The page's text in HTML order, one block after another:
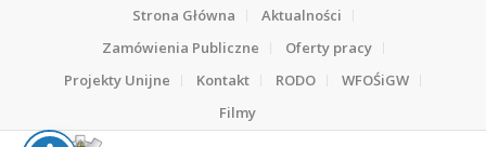
Strona Główna
Aktualności
Zamówienia Publiczne
Oferty pracy
Projekty Unijne
Kontakt RODO
WFOŚiGW
Filmy